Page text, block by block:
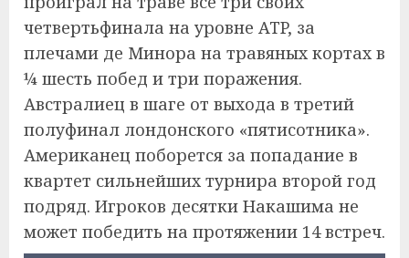
четвертьфинала на уровне ATP, за
плечами де Минора на травяных кортах в
¼ шесть побед и три поражения.
Австралиец в шаге от выхода в третий
полуфинал лондонского «пятисотника».
Американец поборется за попадание в
квартет сильнейших турнира второй год
подряд. Игроков десятки Накашима не
может победить на протяжении 14 встреч.